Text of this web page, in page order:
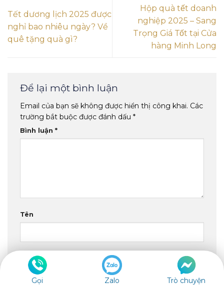
Tết dương lịch 2025 được
nghỉ bao nhiêu ngày? Về
quê tặng quà gì?
Hộp quà tết doanh
nghiệp 2025 – Sang
Trọng Giá Tốt tại Cửa
hàng Minh Long
Để lại một bình luận
Email của bạn sẽ không được hiển thị công khai. Các
trường bắt buộc được đánh dấu *
Bình luận *
Tên
Email
Gọi Zalo Trò chuyện